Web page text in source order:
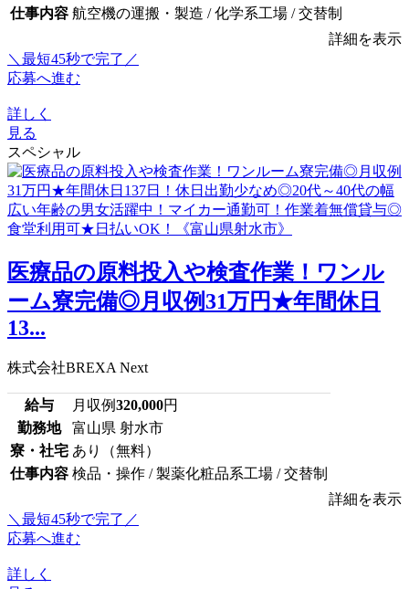
仕事内容 航空機の運搬・製造 / 化学系工場 / 交替制
詳細を表示
＼最短45秒で完了／
応募へ進む
詳しく
見る
スペシャル
医療品の原料投入や検査作業！ワンル
ーム寮完備◎月収例31万円★年間休日
13...
株式会社BREXA Next
給与 月収例320,000円
勤務地
富山県 射水市
寮・社宅 あり（無料）
仕事内容 検品・操作 / 製薬化粧品系工場 / 交替制
詳細を表示
＼最短45秒で完了／
応募へ進む
詳しく